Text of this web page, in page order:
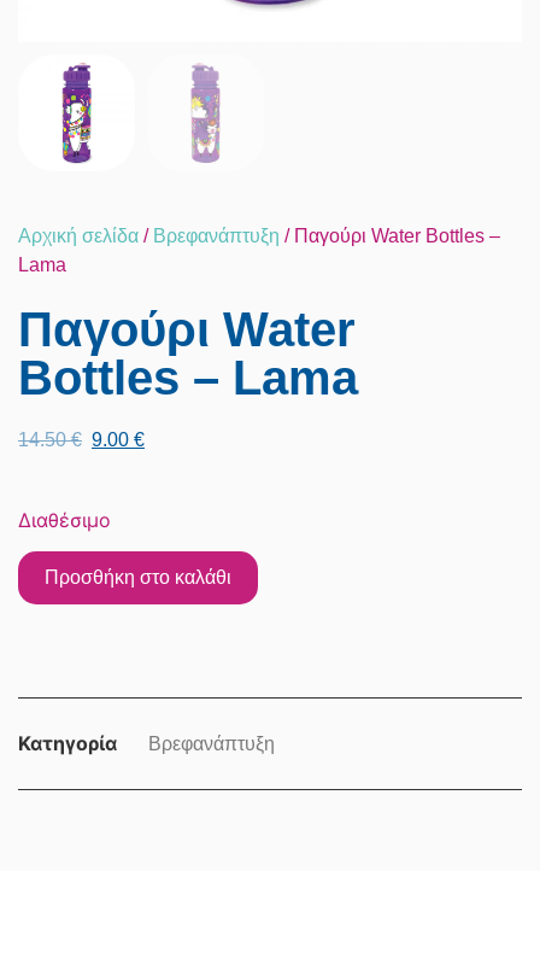
Αρχική σελίδα / Βρεφανάπτυξη / Παγούρι Water Bottles –
Lama
Παγούρι Water
Bottles – Lama
14.50€ 9.00 €
Διαθέσιμο
Προσθήκη στο καλάθι
Κατηγορία Βρεφανάπτυξη